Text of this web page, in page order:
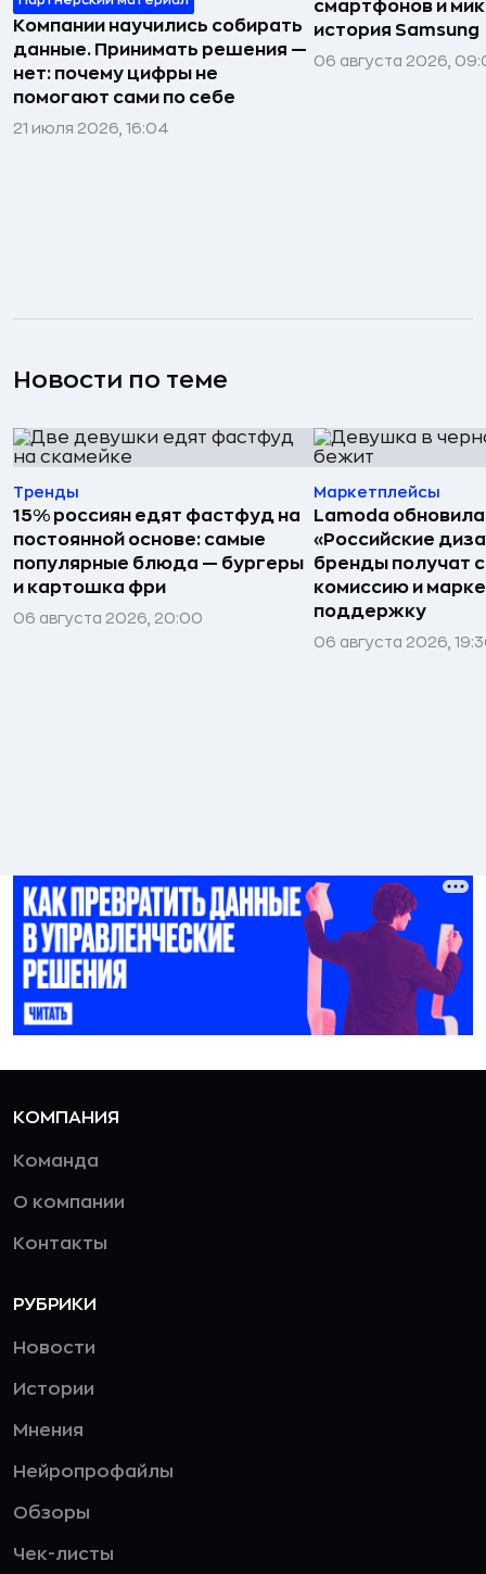
Компании научились собирать
данные. Принимать решения —
нет: почему цифры не
помогают сами по себе
21 июля 2026, 16:04
смартфонов и
история Samsung
06 августа 2026,
Новости по теме
Тренды
15% россиян едят фастфуд на
постоянной основе: самые
популярные блюда — бургеры
и картошка фри
06 августа 2026, 20:00
Маркетплейсы
Lamoda
«Российские
бренды получат
комиссию и
поддержку
06 августа 2026,
КОМПАНИЯ
Команда
О компании
Контакты
РУБРИКИ
Новости
Истории
Мнения
Нейропрофайлы
Обзоры
Чек-листы